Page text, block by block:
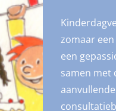
zomaar
een
samen met